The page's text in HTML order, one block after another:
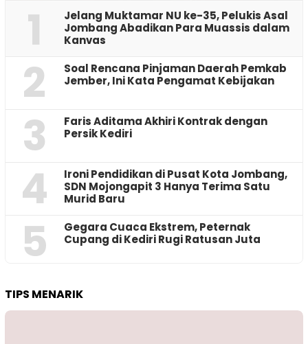
1
Jelang Muktamar NU ke-35, Pelukis Asal
Jombang Abadikan Para Muassis dalam
Kanvas
2
‎Soal Rencana Pinjaman Daerah Pemkab
Jember, Ini Kata Pengamat Kebijakan ‎
3
Faris Aditama Akhiri Kontrak dengan
Persik Kediri
4
Ironi Pendidikan di Pusat Kota Jombang,
SDN Mojongapit 3 Hanya Terima Satu
Murid Baru
5
‎Gegara Cuaca Ekstrem, Peternak
Cupang di Kediri Rugi Ratusan Juta
TIPS MENARIK